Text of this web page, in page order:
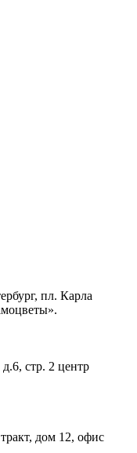
пл. Карла
стр. 2 центр
дом 12, офис